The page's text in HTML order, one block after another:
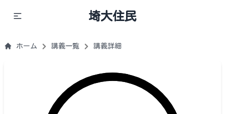
埼大住民
ホーム 講義一覧 講義詳細